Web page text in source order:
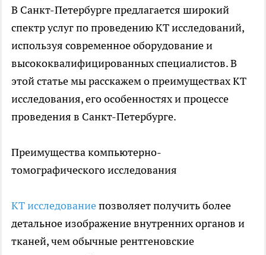
В Санкт-Петербурге предлагается широкий
спектр услуг по проведению КТ исследований,
используя современное оборудование и
высококвалифицированных специалистов. В
этой статье мы расскажем о преимуществах КТ
исследования, его особенностях и процессе
проведения в Санкт-Петербурге.
Преимущества компьютерно-
томографического исследования
КТ исследованиепозволяет получить более
детальное изображение внутренних органов и
тканей, чем обычные рентгеновские